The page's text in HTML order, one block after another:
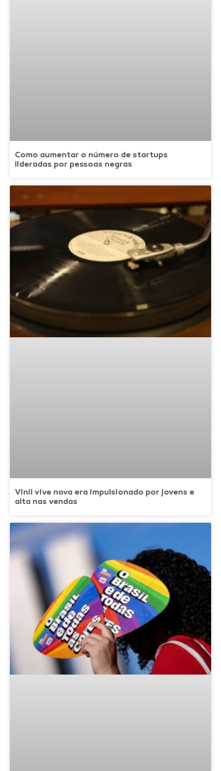
Como aumentar o número de startups
lideradas por pessoas negras
Vinil vive nova era impulsionado por jovens e
alta nas vendas